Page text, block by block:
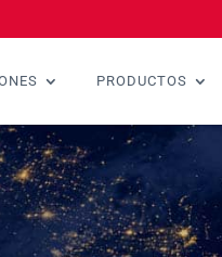
PRODUCTOS